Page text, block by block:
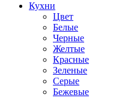
Кухни
Цвет
Белые
Черные
Желтые
Красные
Зеленые
Серые
Бежевые